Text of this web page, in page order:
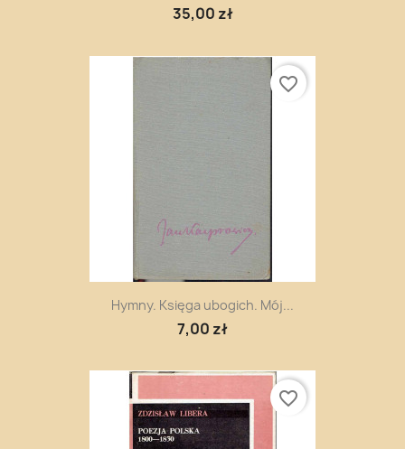
35,00 zł
Hymny. Księga ubogich. Mój...
7,00 zł
favorite_border
favorite_border